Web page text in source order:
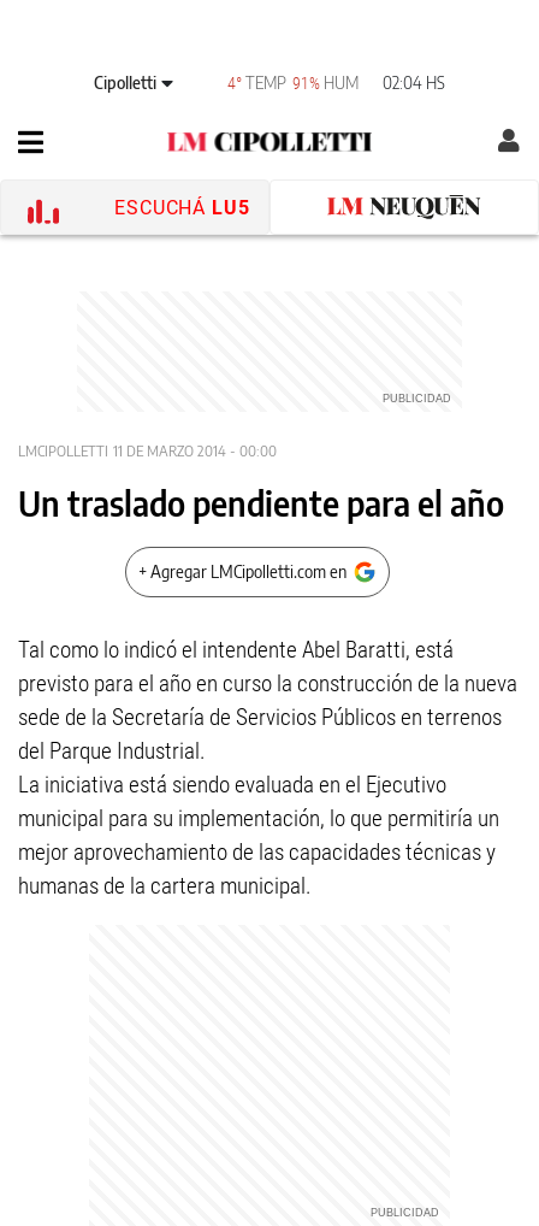
Cipolletti 4°TEMP 91% HUM 02:04 HS
ESCUCHÁ LU5
LMCIPOLLETTI 11 DE MARZO 2014 - 00:00
Un traslado pendiente para el año
+ Agregar LMCipolletti.com en
Tal como lo indicó el intendente Abel Baratti, está
previsto para el año en curso la construcción de la nueva
sede de la Secretaría de Servicios Públicos en terrenos
del Parque Industrial.
La iniciativa está siendo evaluada en el Ejecutivo
municipal para su implementación, lo que permitiría un
mejor aprovechamiento de las capacidades técnicas y
humanas de la cartera municipal.